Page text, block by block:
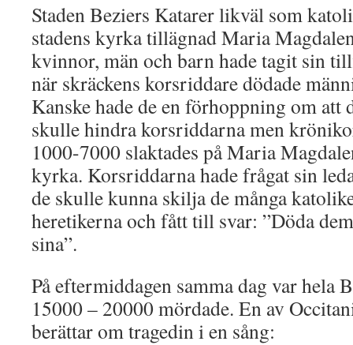
Staden Beziers Katarer likväl som
stadens kyrka tillägnad Maria
kvinnor, män och barn hade tagit sin
när skräckens korsriddare dödade
Kanske hade de en förhoppning om att
skulle hindra korsriddarna men
1000-7000 slaktades på Maria
kyrka. Korsriddarna hade frågat sin
de skulle kunna skilja de många
heretikerna och fått till svar: ”Döda
sina”.
På eftermiddagen samma dag var hela
15000 – 20000 mördade. En av
berättar om tragedin i en sång: